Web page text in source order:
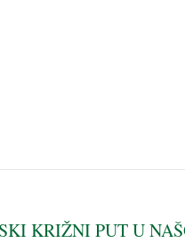
KRIŽNI PUT U